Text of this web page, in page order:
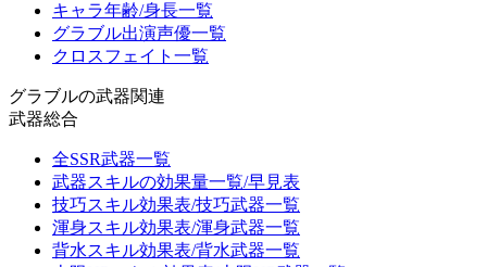
キャラ年齢/身長一覧
グラブル出演声優一覧
クロスフェイト一覧
グラブルの武器関連
武器総合
全SSR武器一覧
武器スキルの効果量一覧/早見表
技巧スキル効果表/技巧武器一覧
渾身スキル効果表/渾身武器一覧
背水スキル効果表/背水武器一覧